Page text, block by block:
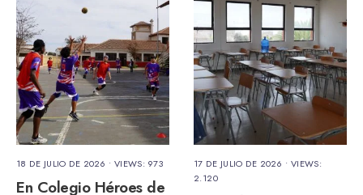
18 DE JULIO DE 2026 • VIEWS: 973
En Colegio Héroes de
17 DE JULIO DE 2026 • VIEWS:
2.120